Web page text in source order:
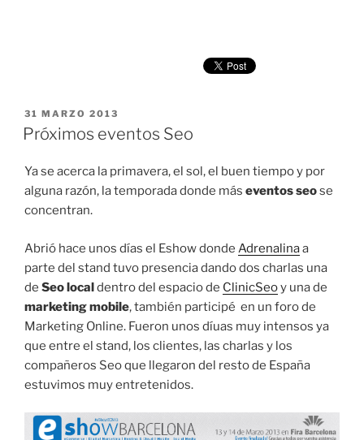
PUBLICADO
EL
31 MARZO 2013
Próximos eventos Seo
Ya se acerca la primavera, el sol, el buen tiempo y por
alguna razón, la temporada donde más eventos seose
concentran.
Abrió hace unos días el Eshow donde Adrenalinaa
parte del stand tuvo presencia dando dos charlas una
de Seo localdentro del espacio de ClinicSeoy una de
marketing mobile, también participé en un foro de
Marketing Online. Fueron unos díuas muy intensos ya
que entre el stand, los clientes, las charlas y los
compañeros Seo que llegaron del resto de España
estuvimos muy entretenidos.